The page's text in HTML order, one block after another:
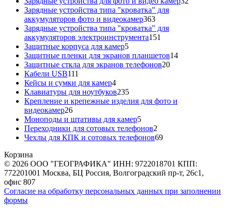
Зарядные устройства типа "кроватка" для
аккумуляторов фото и видеокамер363363
товара
Зарядные устройства типа "кроватка" для
аккумуляторов электроинструмента151
Защитные корпуса для камер55
товаров
Защитные пленки для экранов планшетов1414
Защитные сткла для экранов телефонов2020
Кабели USB111
товаров
Кейсы и сумки для камер44
товара
Клавиатуры для ноутбуков235235
товаров
Крепление и крепежные изделия для фото и
видеокамер2626
товаров
Моноподы и штативы для камер55
товаров
Переходники для сотовых телефонов2
товара
Чехлы для КПК и сотовых телефонов6969
Корзина
© 2026 ООО "ГЕОГРАФИКА" ИНН: 9722018701 КПП:
772201001 Москва, БЦ Россия, Волгоградский пр-т, 26с1,
офис 807
Согласие на обработку персональных данных при заполнении
формы